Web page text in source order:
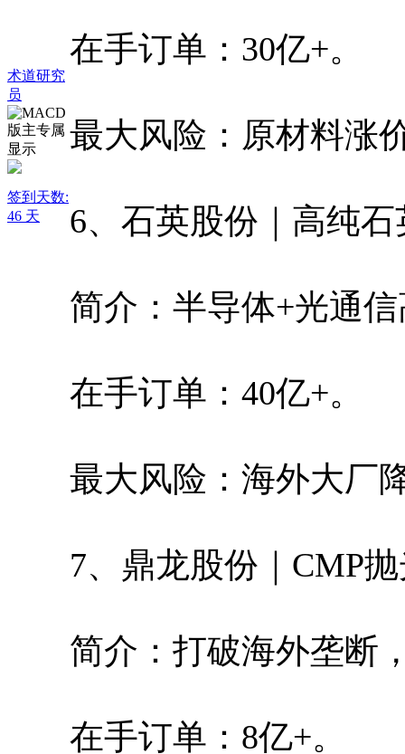
术道研究
员
签到天数:
46 天
在手订单：30亿+。
最大风险：原材料涨
6、石英股份｜高纯石
简介：半导体+光通
在手订单：40亿+。
最大风险：海外大厂
7、鼎龙股份｜CMP
简介：打破海外垄断
在手订单：8亿+。